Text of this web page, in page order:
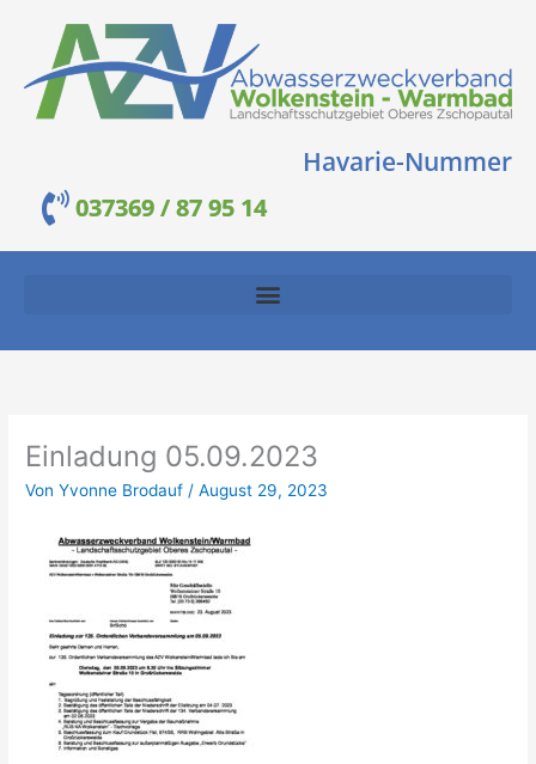
springen
Havarie-Nummer
037369 / 87 95 14
Einladung 05.09.2023
VonYvonne Brodauf /August 29, 2023